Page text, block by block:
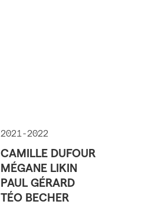
2021-2022
CAMILLE DUFOUR
MÉGANE LIKIN
PAUL GÉRARD
TÉO BECHER